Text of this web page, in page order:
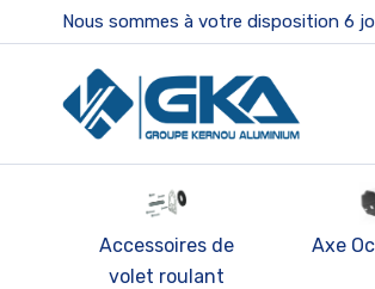
Nous sommes à votre disposition 6
Accessoires de
volet roulant
Axe